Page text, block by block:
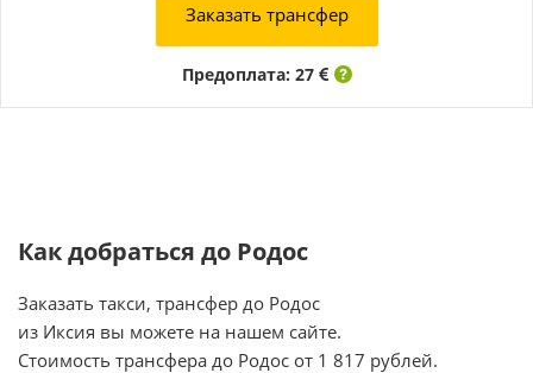
Заказать трансфер
Предоплата: 27
Как добраться до Родос
Заказать такси, трансфер до Родос
из Иксия вы можете на нашем сайте.
Стоимость трансфера до Родос от 1 817 рублей.